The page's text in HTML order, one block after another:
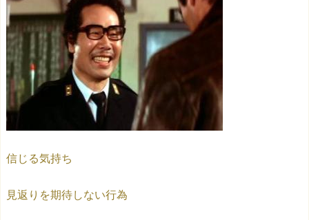
信じる気持ち
見返りを期待しない行為